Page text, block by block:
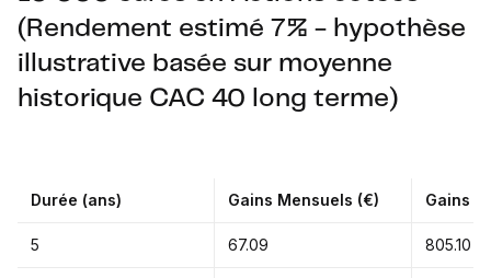
(Rendement estimé 7% - hypothèse
illustrative basée sur moyenne
historique CAC 40 long terme)
Durée (ans) Gains Mensuels (€) Gains
5 67.09 805.10